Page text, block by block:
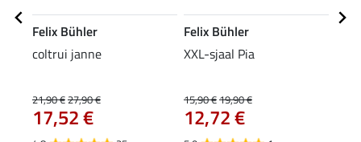
Felix Bühler
coltrui janne
21,90 €27,90 €
17,52 €
Felix Bühler
XXL-sjaal Pia
15,90 €19,90 €
12,72 €